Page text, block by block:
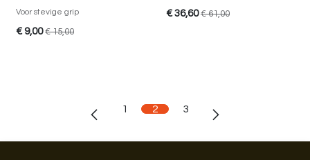
Voor stevige grip
€9,00 €15,00
€36,60 €61,00
1 2 3